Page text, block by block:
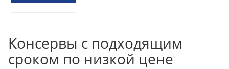
Консервы с подходящим
сроком по низкой цене